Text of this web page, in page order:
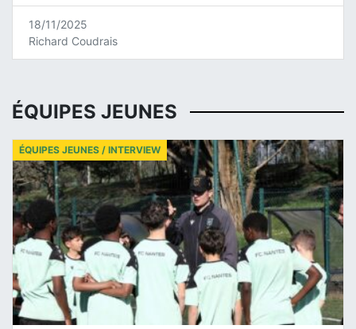
18/11/2025
Richard Coudrais
ÉQUIPES JEUNES
ÉQUIPES JEUNES / INTERVIEW